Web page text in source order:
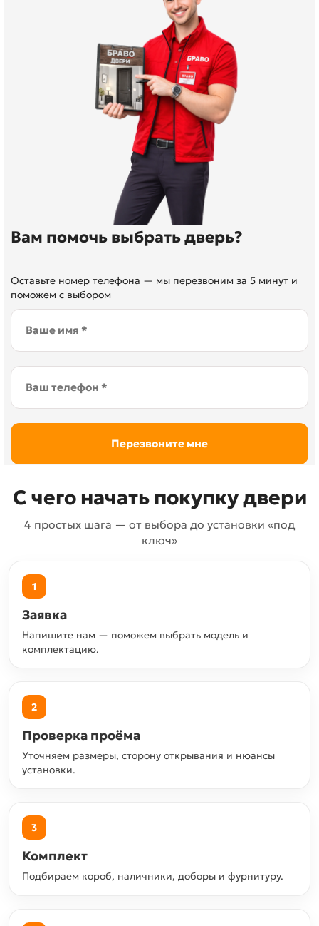
Вам помочь выбрать дверь?
Оставьте номер телефона — мы перезвоним за 5 минут и
поможем с выбором
С чего начать покупку двери
4 простых шага — от выбора до установки «под
ключ»
1
Заявка
Напишите нам — поможем выбрать модель и
комплектацию.
2
Проверка проёма
Уточняем размеры, сторону открывания и нюансы
установки.
3
Комплект
Подбираем короб, наличники, доборы и фурнитуру.